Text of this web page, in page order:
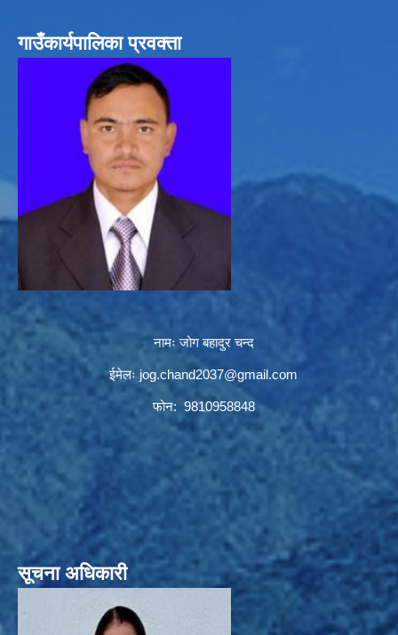
गाउँकार्यपालिका प्रवक्ता
नामः जोग बहादुर चन्द
ईमेलः jog.chand2037@gmail.com
फोन: 9810958848
सूचना अधिकारी